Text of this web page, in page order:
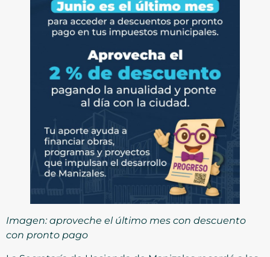
Imagen: aproveche el último mes con descuento
con pronto pago